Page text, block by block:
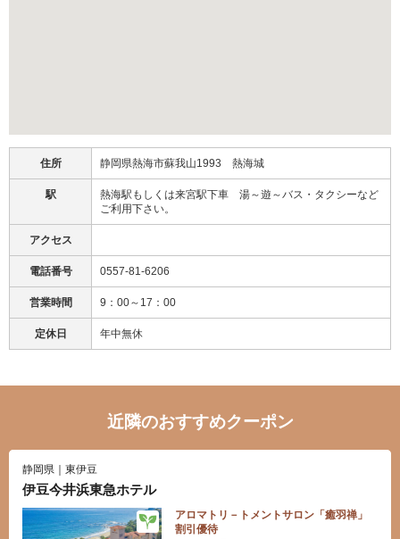
住所 静岡県熱海市蘇我山1993 熱海城
駅
熱海駅もしくは来宮駅下車 湯～遊～バス・タクシーなど
ご利用下さい。
アクセス
電話番号 0557-81-6206
営業時間 9：00～17：00
定休日 年中無休
近隣のおすすめクーポン
静岡県｜東伊豆
伊豆今井浜東急ホテル
アロマトリ－トメントサロン「癒羽禅」
割引優待